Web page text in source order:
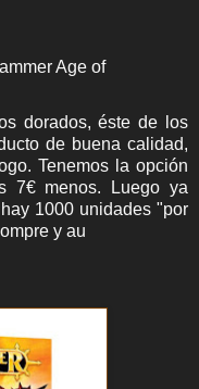
Age of
dorados, éste de los
de buena calidad,
Tenemos la opción
7€ menos. Luego ya
1000 unidades "por
y au